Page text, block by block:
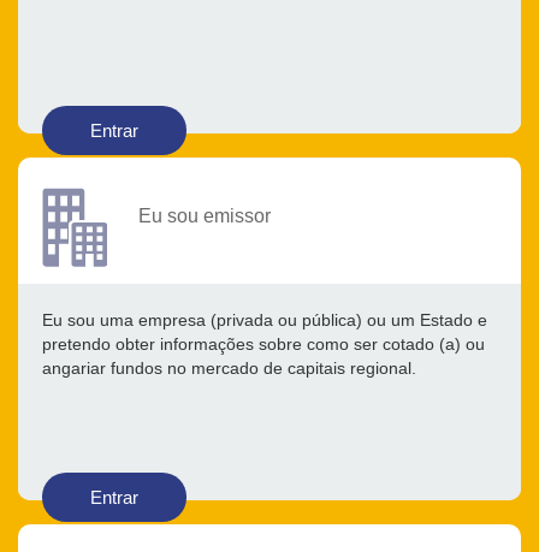
Entrar
Eu sou emissor
Eu sou uma empresa (privada ou pública) ou um Estado e
pretendo obter informações sobre como ser cotado (a) ou
angariar fundos no mercado de capitais regional.
Entrar